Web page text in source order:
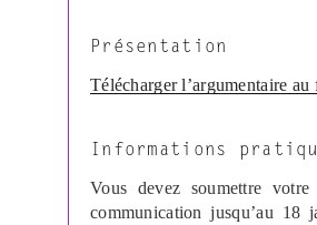
Présentation
Télécharger l’argumentaire
Informations
Vous devez soumettre
communication jusqu’au 18